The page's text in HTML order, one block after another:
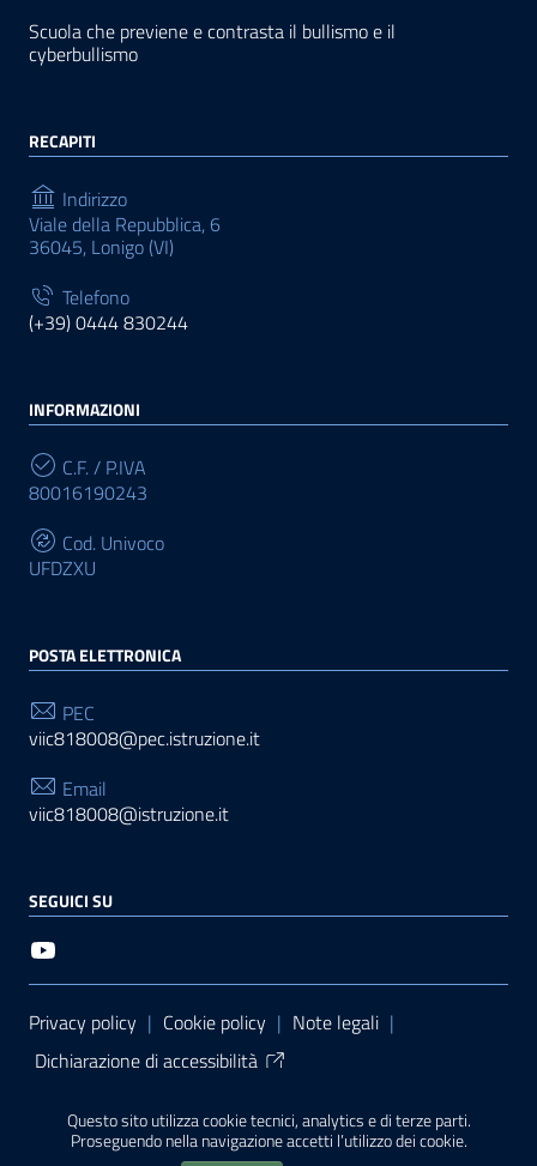
Questo sito utilizza cookie tecnici, analytics e di terze parti.
Proseguendo nella navigazione accetti l’utilizzo dei cookie.
Scuola che previene e contrasta il bullismo e il
cyberbullismo
RECAPITI
Indirizzo
Viale della Repubblica, 6
36045, Lonigo (VI)
Telefono
(+39) 0444 830244
INFORMAZIONI
C.F. / P.IVA
80016190243
Cod. Univoco
UFDZXU
POSTA ELETTRONICA
PEC
viic818008@pec.istruzione.it
Email
viic818008@istruzione.it
SEGUICI SU
Sezione Link Utili
Privacy policy | Cookie policy | Note legali |
Dichiarazione di accessibilità
PA di AgID
| Realizzato con WordPress
da